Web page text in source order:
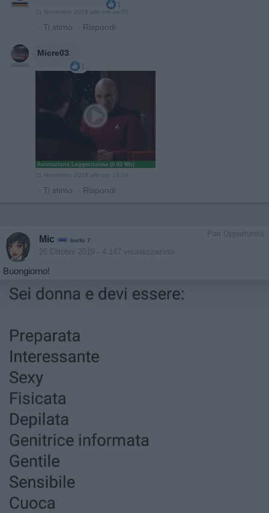
1
11 Novembre 2019 alle ore 14:35
· Ti stimo · Rispondi
Micre03:
1
Animazione Leggerissima (0.03 Mb)
11 Novembre 2019 alle ore 14:39
· Ti stimo · Rispondi
Pari Opportunità
Mic livello 7
26 Ottobre 2019 - 4.147 visualizzazioni
Buongiorno!